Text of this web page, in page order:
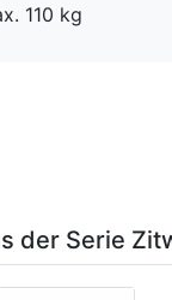
110 kg
der Serie